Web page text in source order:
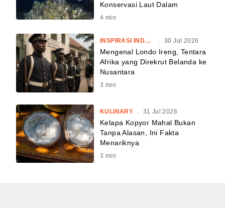
Konservasi Laut Dalam
4 min
INSPIRASI INDONESIA . 30 Jul 2026
Mengenal Londo Ireng, Tentara
Afrika yang Direkrut Belanda ke
Nusantara
3 min
KULINARY 31 Jul 2026
Kelapa Kopyor Mahal Bukan
Tanpa Alasan, Ini Fakta
Menariknya
3 min